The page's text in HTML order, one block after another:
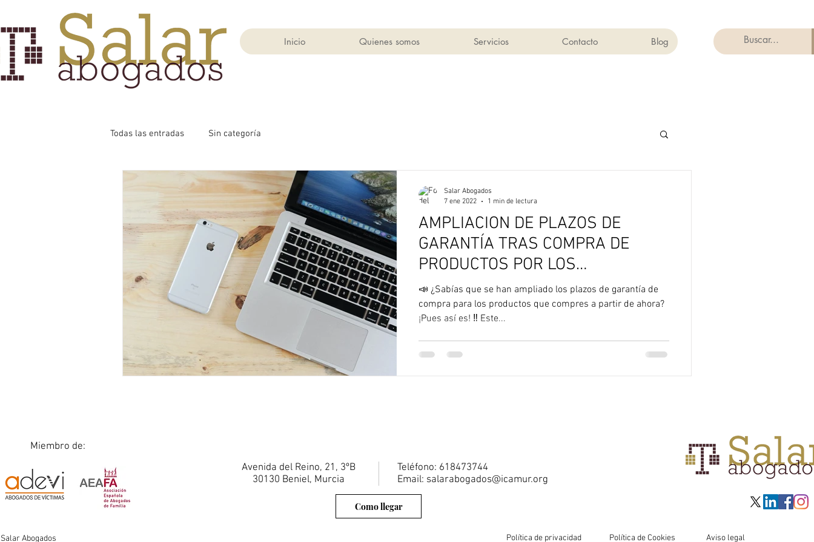
Inicio Quienes somos Servicios Contacto Blog
Todas las entradas Sin categoría
AMPLIACION DE PLAZOS DE
GARANTÍA TRAS COMPRA DE
PRODUCTOS POR LOS
CONSUMIDORES Y USUARIOS
📣 ¿Sabías que se han ampliado los plazos de garantía de
compra para los productos que compres a partir de ahora?
¡Pues así es! ‼️ Este...
Salar Abogados
7 ene 2022
1 min de lectura
Miembro de:
Abogados
Avenida del Reino, 21, 3ºB
30130 Beniel, Murcia
Teléfono: 618473744
Email: salarabogados@icamur.org
Como llegar
Política de privacidad Política de Cookies Aviso legal